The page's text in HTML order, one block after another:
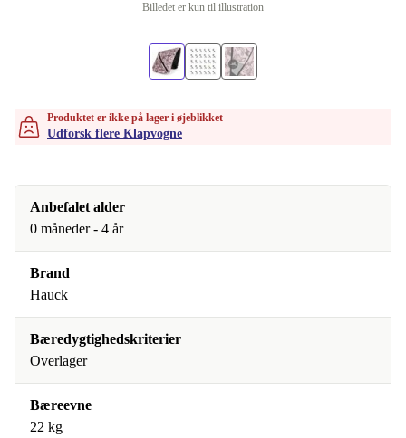
Billedet er kun til illustration
Produktet er ikke på lager i øjeblikket
Udforsk flere Klapvogne
Anbefalet alder
0 måneder - 4 år
Brand
Hauck
Bæredygtighedskriterier
Overlager
Bæreevne
22 kg